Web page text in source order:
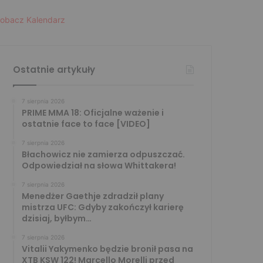
Kalendarz
Ostatnie artykuły
7 sierpnia 2026
PRIME MMA 18: Oficjalne ważenie i
ostatnie face to face [VIDEO]
7 sierpnia 2026
Błachowicz nie zamierza odpuszczać.
Odpowiedział na słowa Whittakera!
7 sierpnia 2026
Menedżer Gaethje zdradził plany
mistrza UFC: Gdyby zakończył karierę
dzisiaj, byłbym…
7 sierpnia 2026
Vitalii Yakymenko będzie bronił pasa na
XTB KSW 122! Marcello Morelli przed